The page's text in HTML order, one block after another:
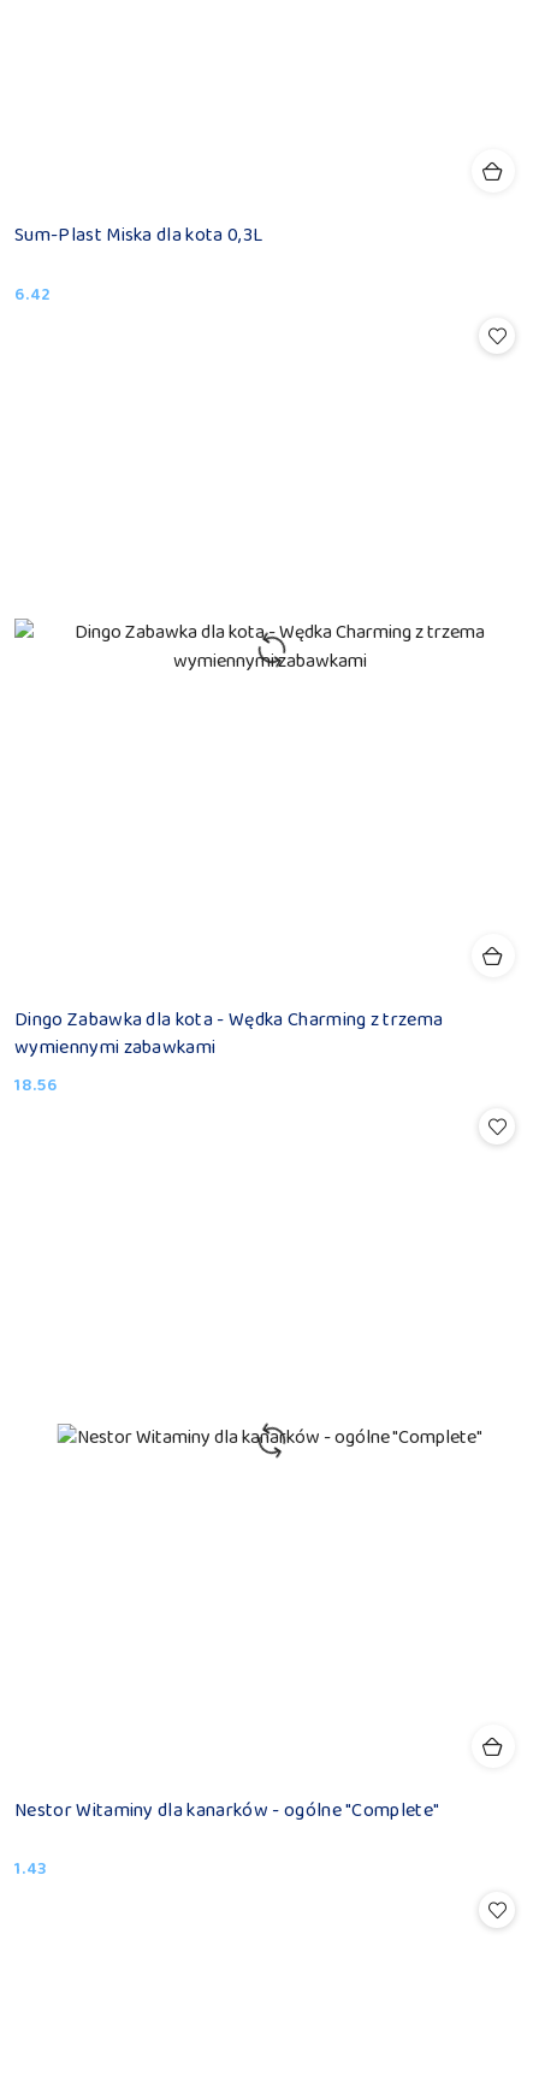
Sum-Plast Miska dla kota 0,3L
Cena:
6.42
Dingo Zabawka dla kota - Wędka Charming z trzema
wymiennymi zabawkami
Cena:
18.56
Nestor Witaminy dla kanarków - ogólne "Complete"
Cena:
1.43